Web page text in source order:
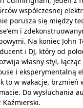
współczesnej
porusza się między
i
Na koniec John
i DJ, który od
własny styl,
i eksperymentalną
to w wakacje, brzmień
Do wysłuchania
Kaźmierski.